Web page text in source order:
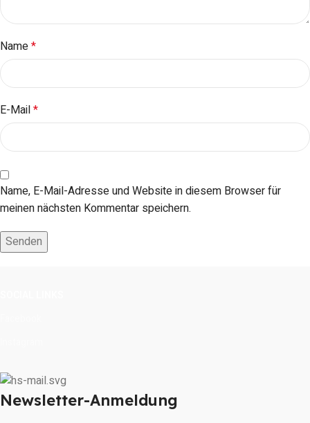
Name*
E-Mail*
Name, E-Mail-Adresse und Website in diesem Browser für
meinen nächsten Kommentar speichern.
Newsletter-Anmeldung